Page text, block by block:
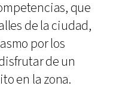
que
de la ciudad,
por los
de un
en la zona.